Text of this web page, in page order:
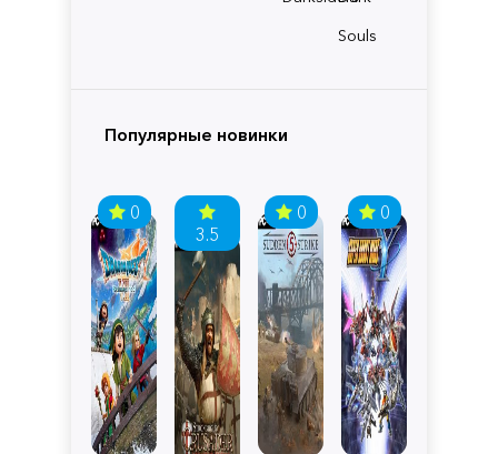
Souls
Популярные новинки
0
3.5
0 0